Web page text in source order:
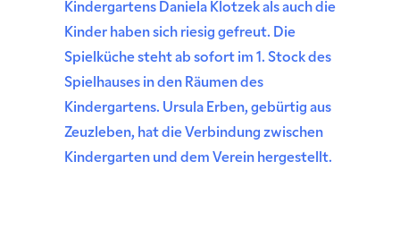
Kindergartens Daniela Klotzek als auch die
Kinder haben sich riesig gefreut. Die
Spielküche steht ab sofort im 1. Stock des
Spielhauses in den Räumen des
Kindergartens. Ursula Erben, gebürtig aus
Zeuzleben, hat die Verbindung zwischen
Kindergarten und dem Verein hergestellt.